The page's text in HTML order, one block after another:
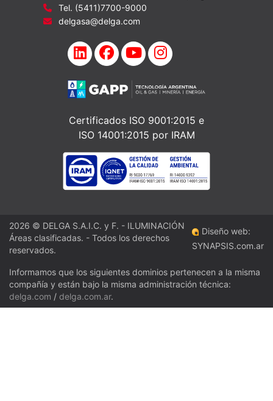
Tel. (5411)7700-9000
delgasa@delga.com
Certificados ISO 9001:2015 e
ISO 14001:2015 por IRAM
2026 © DELGA S.A.I.C. y F. - ILUMINACIÓN
Áreas clasificadas. - Todos los derechos
reservados.
Diseño web:
SYNAPSIS.com.ar
Informamos que los siguientes dominios pertenecen a la misma
compañía y están bajo la misma administración técnica:
delga.com / delga.com.ar.